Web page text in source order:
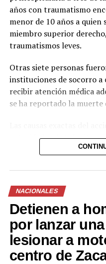
años con traumatismo
menor de 10 años a
miembro superior
traumatismos leves.
Otras siete personas
instituciones de socorro a
recibir atención médica
se ha reportado la
autoridades de tránsito
realizando las
circunstancias del hecho.
El tramo de la carretera
mientras se realizaban
lesionados y el retiro de
NACIONALES
Detienen a
por lanzar
lesionar a
centro de